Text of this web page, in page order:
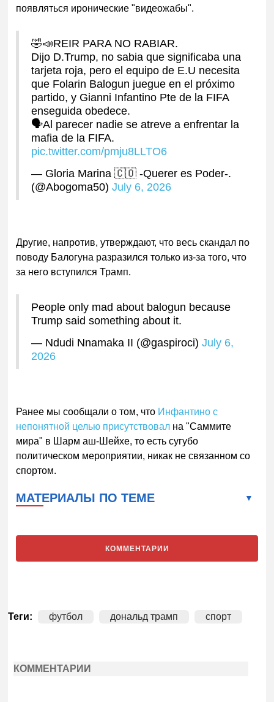
появляться иронические "видеожабы".
🤣📣REIR PARA NO RABIAR.
Dijo D.Trump, no sabia que significaba una
tarjeta roja, pero el equipo de E.U necesita
que Folarin Balogun juegue en el próximo
partido, y Gianni Infantino Pte de la FIFA
enseguida obedece.
🗣Al parecer nadie se atreve a enfrentar la
mafia de la FIFA.
pic.twitter.com/pmju8LLTO6
— Gloria Marina 🇨🇴 -Querer es Poder-.
(@Abogoma50)July 6, 2026
Другие, напротив, утверждают, что весь скандал по
поводу Балогуна разразился только из-за того, что
за него вступился Трамп.
People only mad about balogun because
Trump said something about it.
— Ndudi Nnamaka II (@gaspiroci)July 6,
2026
Ранее мы сообщали о том, что Инфантино с
непонятной целью присутствовал на "Саммите
мира" в Шарм аш-Шейхе, то есть сугубо
политическом мероприятии, никак не связанном со
спортом.
МАТЕРИАЛЫ ПО ТЕМЕ
КОММЕНТАРИИ
Теги: футбол дональд трамп спорт
КОММЕНТАРИИ